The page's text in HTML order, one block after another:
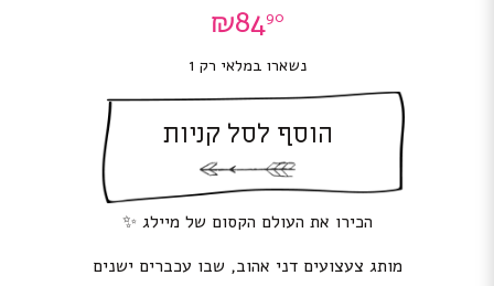
₪8490
נשארו במלאי רק 1
הוסף לסל קניות
הכירו את העולם הקסום של מיילג ✨
מותג צעצועים דני אהוב, שבו עכברים ישנים